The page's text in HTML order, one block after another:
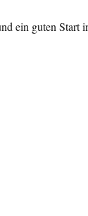
ein guten Start